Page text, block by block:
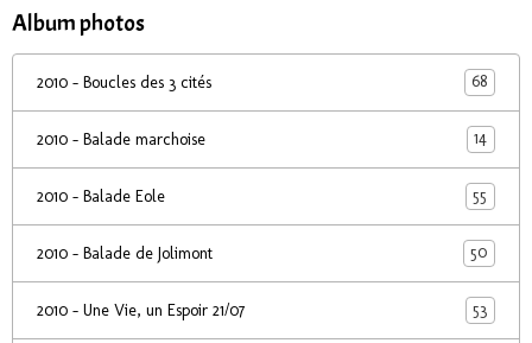
Album photos
2010 - Boucles des 3 cités 68
2010 - Balade marchoise 14
2010 - Balade Eole 55
2010 - Balade de Jolimont 50
2010 - Une Vie, un Espoir 21/07 53